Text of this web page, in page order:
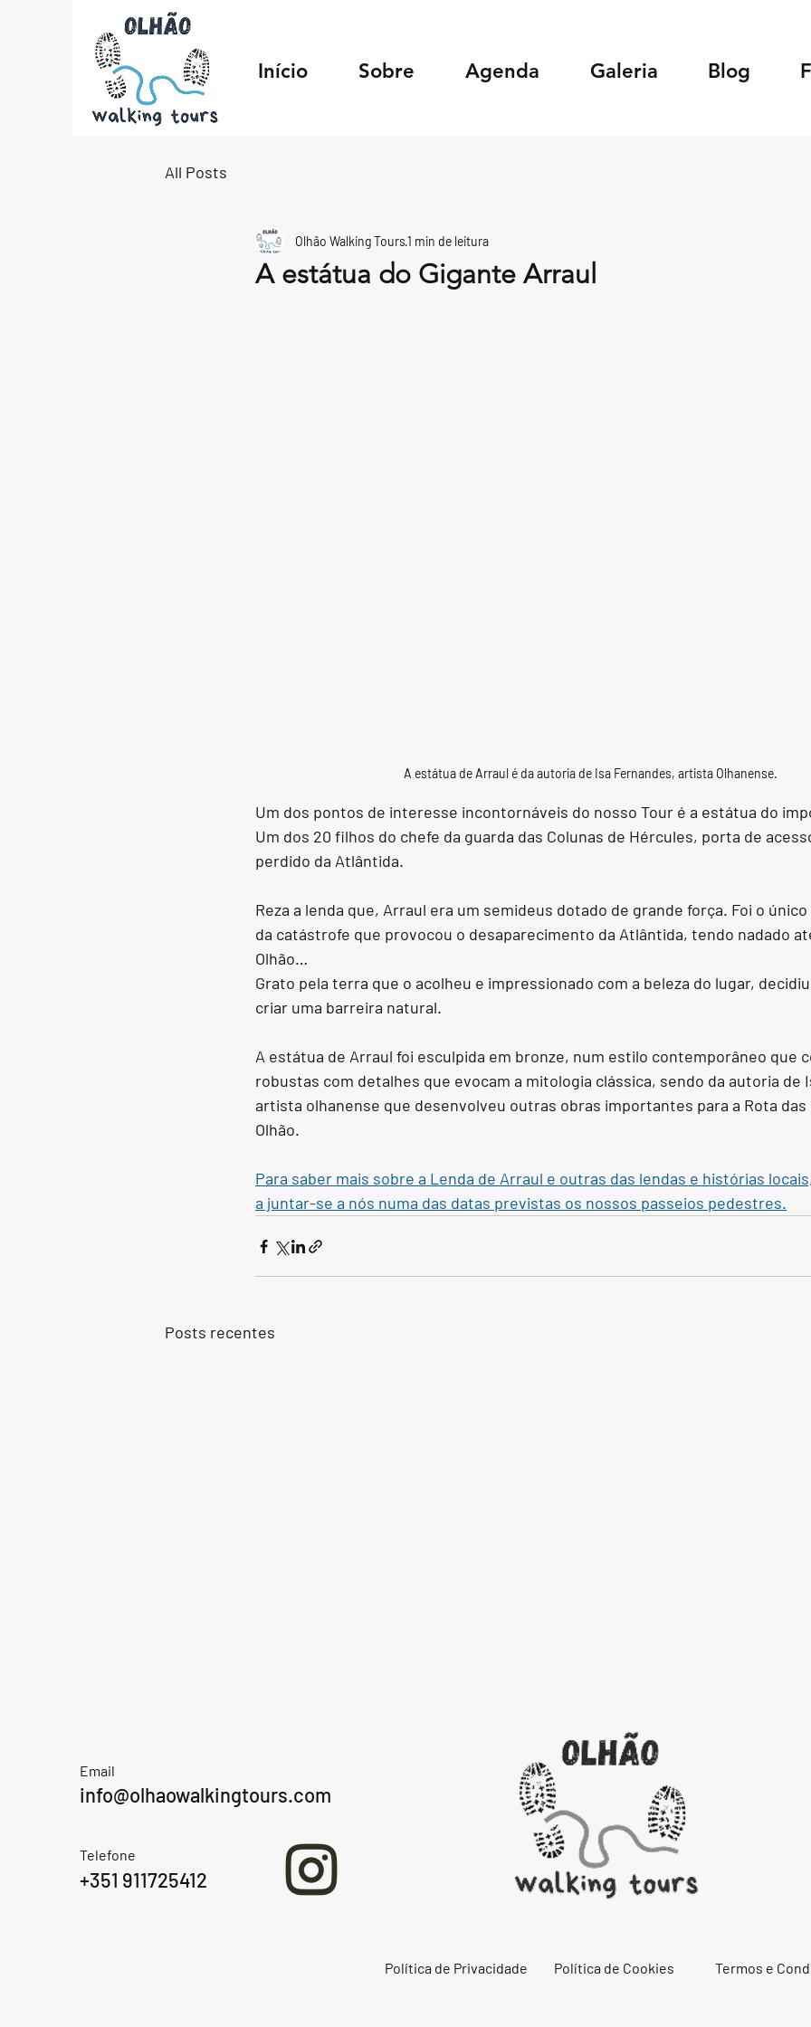
Início Sobre Agenda Galeria Blog
All Posts
A estátua do Gigante Arraul
Olhão Walking Tours1 min de leitura
A estátua de Arraul é da autoria de Isa Fernandes, artista Olhanense.
Um dos pontos de interesse incontornáveis do nosso Tour é a estátua do
Um dos 20 filhos do chefe da guarda das Colunas de Hércules, porta de
perdido da Atlântida.
Reza a lenda que, Arraul era um semideus dotado de grande força. Foi o
da catástrofe que provocou o desaparecimento da Atlântida, tendo nadado
Olhão…
Grato pela terra que o acolheu e impressionado com a beleza do lugar,
criar uma barreira natural.
A estátua de Arraul foi esculpida em bronze, num estilo contemporâneo que
robustas com detalhes que evocam a mitologia clássica, sendo da autoria de
artista olhanense que desenvolveu outras obras importantes para a Rota das
Olhão.
Para saber mais sobre a Lenda de Arraul e outras das lendas e histórias
a juntar-se a nós numa das datas previstas os nossos passeios pedestres.
Posts recentes
A estátua da Princesa Floripes
Email
info@olhaowalkingtours.com
Telefone
+351 911725412
Política de Privacidade Política de Cookies Termos e